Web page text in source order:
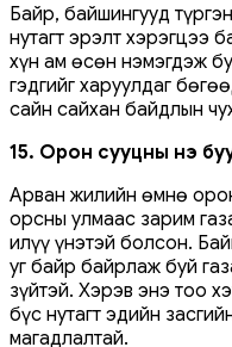
Байр, байшингууд
нутагт эрэлт хэрэгцээ
хүн ам өсөн нэмэгдэж
гэдгийг харуулдаг
сайн сайхан байдлын
15. Орон сууцны үнэ
Арван жилийн өмнө
орсны улмаас зарим
илүү үнэтэй болсон.
уг байр байрлаж буй
зүйтэй. Хэрэв энэ тоо
бүс нутагт эдийн
магадлалтай.